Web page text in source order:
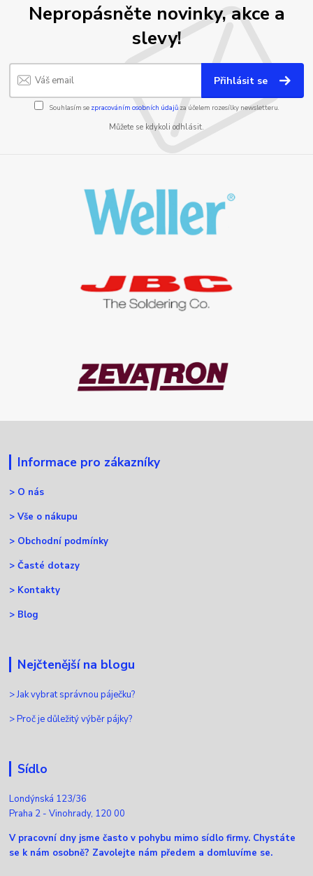
Nepropásněte novinky, akce a
slevy!
Přihlásit se
Souhlasím se zpracováním osobních údajůza účelem rozesílky newsletteru.
Můžete se kdykoli odhlásit.
Informace pro zákazníky
> O nás
>Vše o nákupu
> Obchodní podmínky
>Časté dotazy
> Kontakty
> Blog
Nejčtenější na blogu
>Jak vybrat správnou páječku?
>Proč je důležitý výběr pájky?
Sídlo
Londýnská 123/36
Praha 2 - Vinohrady, 120 00
V pracovní dny jsme často v pohybu mimo sídlo firmy. Chystáte
se k nám osobně? Zavolejte nám předem a domluvíme se.